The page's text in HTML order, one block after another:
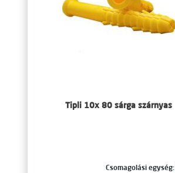
Tipli 10x 80 sárga szárnyas
Csomagolási egység: